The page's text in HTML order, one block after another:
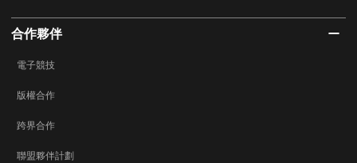
合作夥伴
電子競技
版權合作
跨界合作
聯盟夥伴計劃